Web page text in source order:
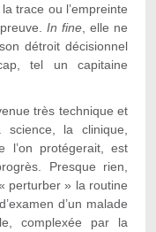
trace ou l’empreinte
In fine , elle ne
détroit décisionnel
tel un capitaine
très technique et
la clinique,
l’on protégerait, est
Presque rien,
perturber » la routine
d’un malade
complexée par la